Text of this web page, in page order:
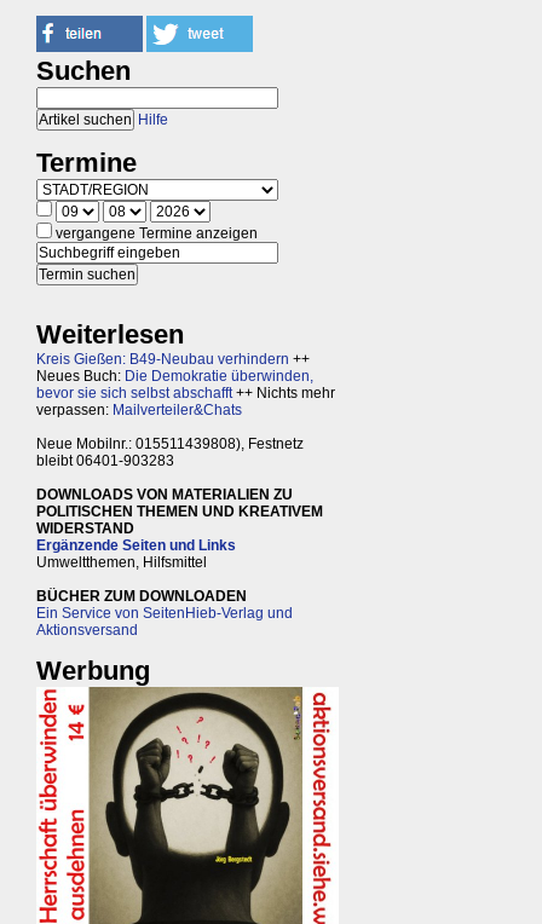
Suchen
Hilfe
Termine
vergangene Termine anzeigen
Weiterlesen
Kreis Gießen: B49-Neubau verhindern ++
Neues Buch: Die Demokratie überwinden,
bevor sie sich selbst abschafft++ Nichts mehr
verpassen: Mailverteiler&Chats
Neue Mobilnr.: 015511439808), Festnetz
bleibt 06401-903283
DOWNLOADS VON MATERIALIEN ZU
POLITISCHEN THEMEN UND KREATIVEM
WIDERSTAND
Ergänzende Seiten und Links
Umweltthemen, Hilfsmittel
BÜCHER ZUM DOWNLOADEN
Ein Service von SeitenHieb-Verlag und
Aktionsversand
Werbung